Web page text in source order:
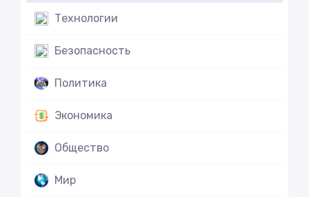
Технологии
Безопасность
Политика
Экономика
Общество
Мир